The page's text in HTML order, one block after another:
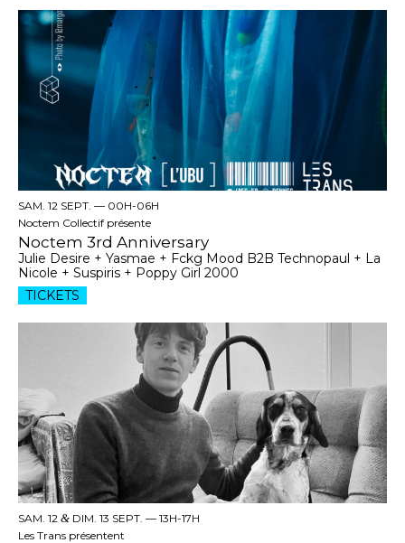
SAM. 12 SEPT. — 00H-06H
Noctem Collectif présente
Noctem 3rd Anniversary
Julie Desire + Yasmae + Fckg Mood B2B Technopaul + La
Nicole + Suspiris + Poppy Girl 2000
TICKETS
SAM. 12 & DIM. 13 SEPT. — 13H-17H
Les Trans présentent